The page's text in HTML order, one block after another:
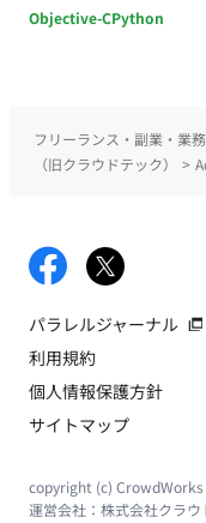
Objective-CPython
フリーランス・副業・業
（旧クラウドテック）
>
パラレルジャーナル
利用規約
個人情報保護方針
サイトマップ
copyright (c)
運営会社： 株式会社クラウ